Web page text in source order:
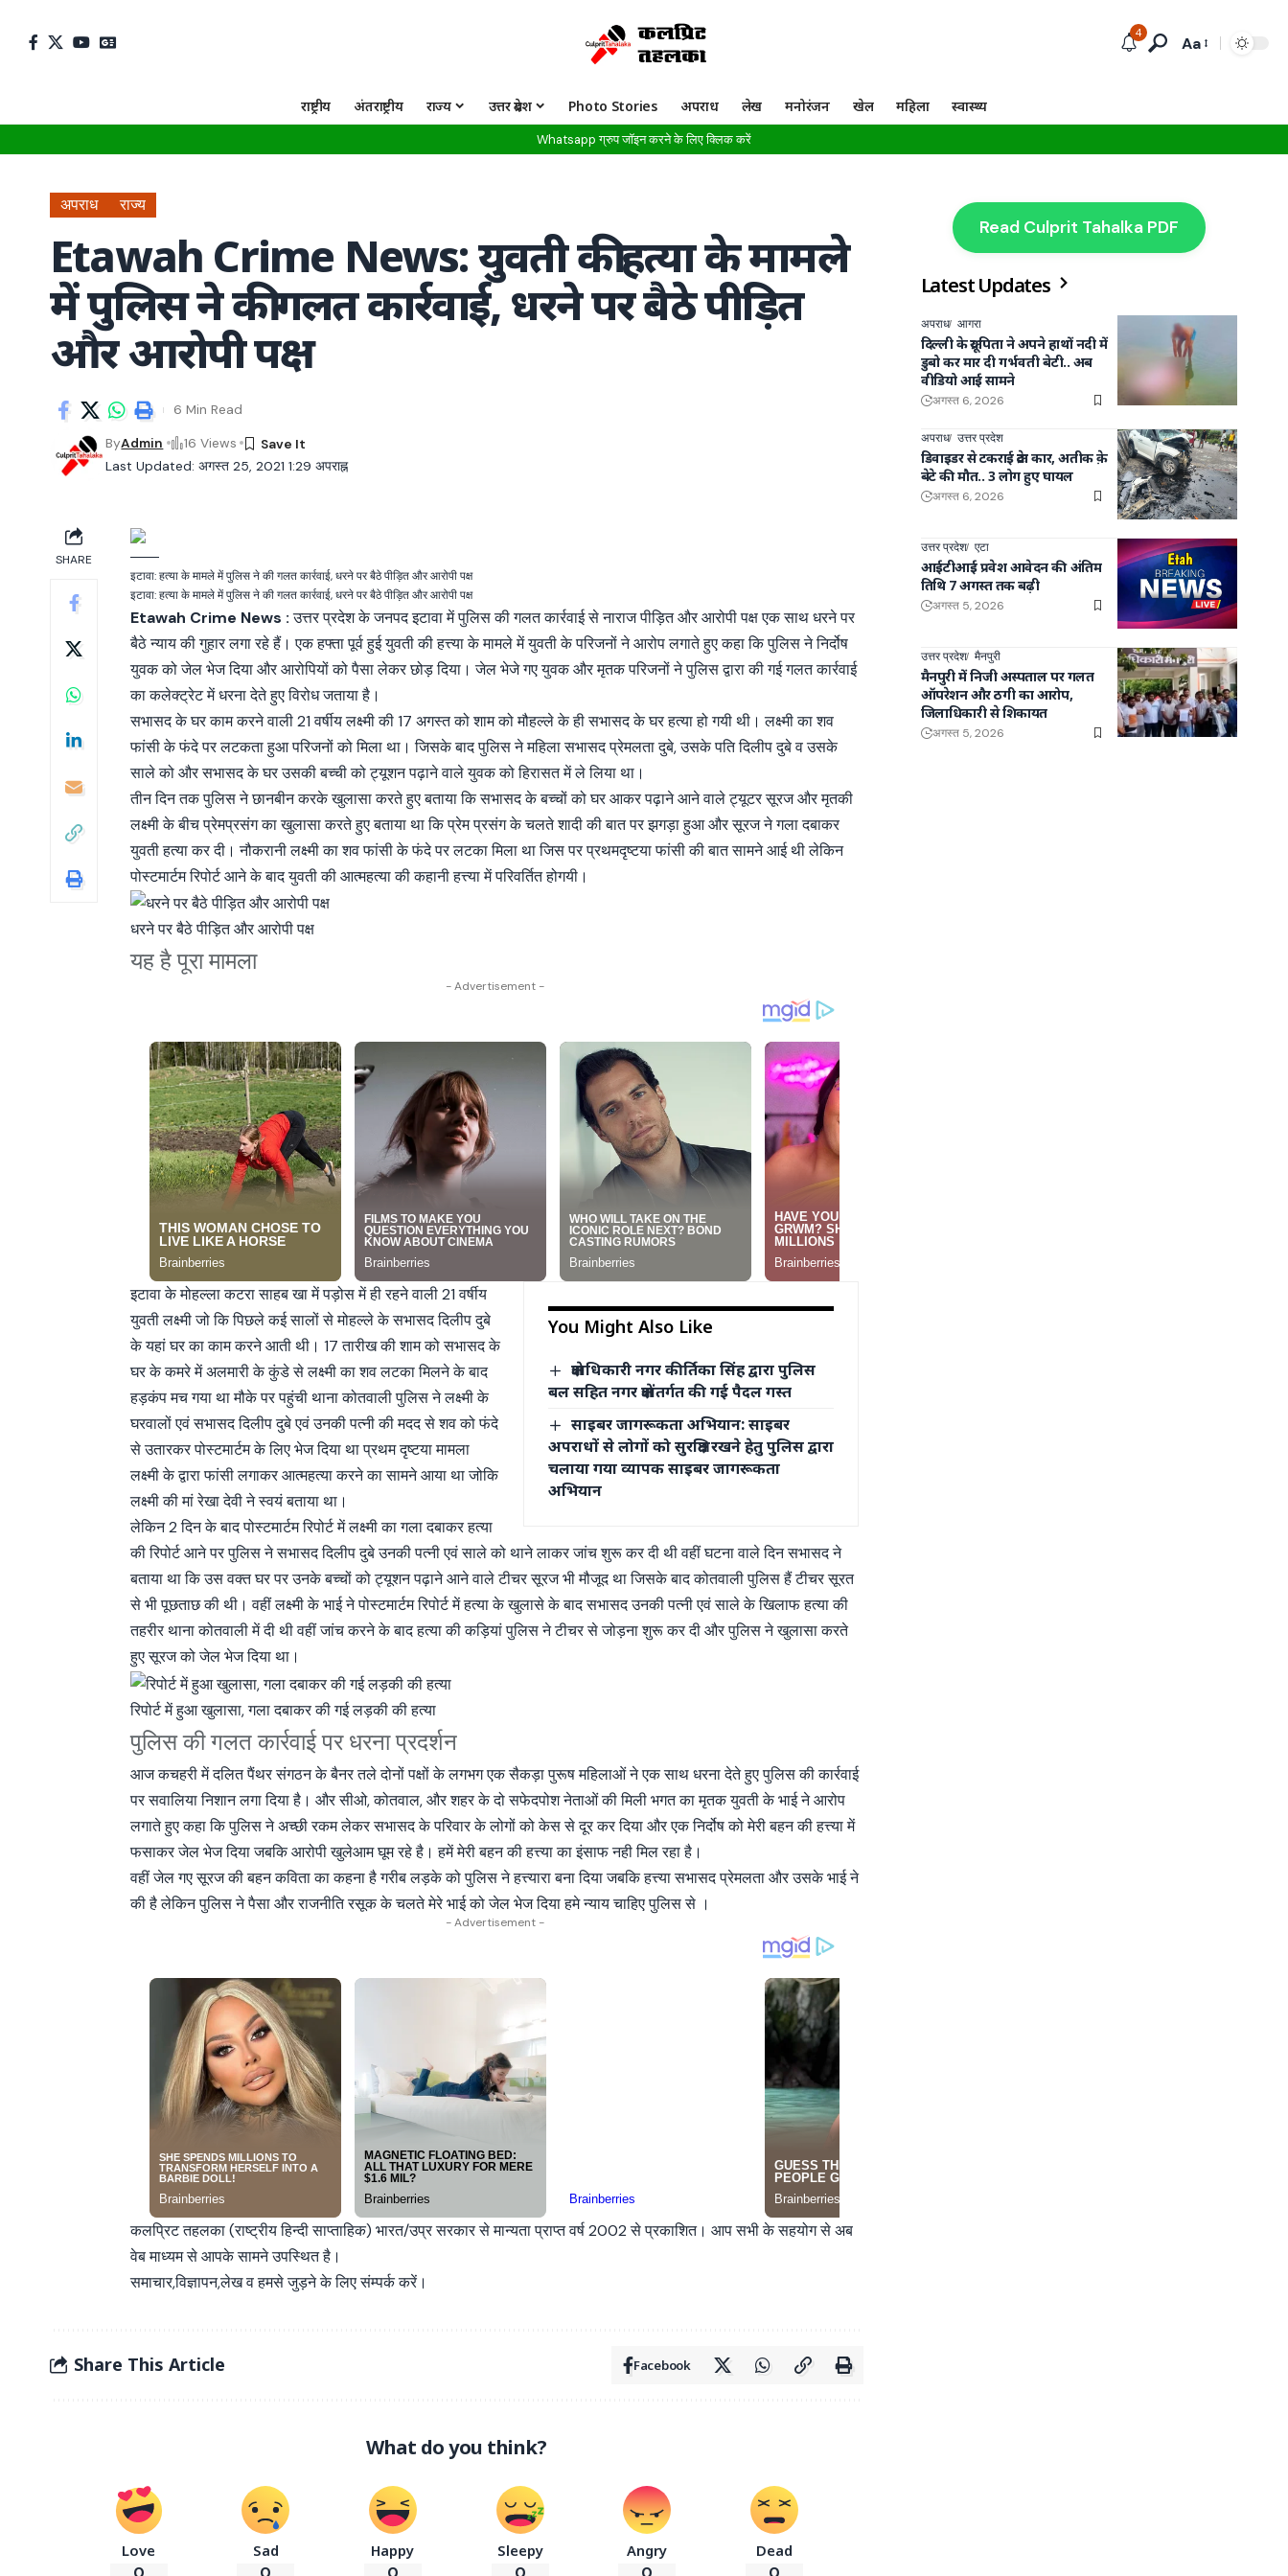
4
Aa
राष्ट्रीय अंतराष्ट्रीय राज्य उत्तर प्रदेश Photo Stories अपराध लेख मनोरंजन खेल महिला स्वास्थ्य
Whatsapp ग्रुप जॉइन करने के लिए क्लिक करें
अपराध राज्य
Etawah Crime News: युवती की हत्या के मामले
में पुलिस ने की गलत कार्रवाई, धरने पर बैठे पीड़ित
और आरोपी पक्ष
Last Updated: अगस्त 25, 2021 1:29 अपराह्न
ByAdmin 16 Views
6 Min Read
SHARE
इटावा: हत्या के मामले में पुलिस ने की गलत कार्रवाई, धरने पर बैठे पीड़ित और आरोपी पक्ष
इटावा: हत्या के मामले में पुलिस ने की गलत कार्रवाई, धरने पर बैठे पीड़ित और आरोपी पक्ष
Etawah Crime News :उत्तर प्रदेश के जनपद इटावा में पुलिस की गलत कार्रवाई से नाराज पीड़ित और आरोपी पक्ष एक साथ धरने पर
बैठे न्याय की गुहार लगा रहे हैं। एक हफ्ता पूर्व हुई युवती की हत्त्या के मामले में युवती के परिजनों ने आरोप लगाते हुए कहा कि पुलिस ने निर्दोष
युवक को जेल भेज दिया और आरोपियों को पैसा लेकर छोड़ दिया। जेल भेजे गए युवक और मृतक परिजनों ने पुलिस द्वारा की गई गलत कार्रवाई
का कलेक्ट्रेट में धरना देते हुए विरोध जताया है।
सभासद के घर काम करने वाली 21 वर्षीय लक्ष्मी की 17 अगस्त को शाम को मौहल्ले के ही सभासद के घर हत्या हो गयी थी। लक्ष्मी का शव
फांसी के फंदे पर लटकता हुआ परिजनों को मिला था। जिसके बाद पुलिस ने महिला सभासद प्रेमलता दुबे, उसके पति दिलीप दुबे व उसके
साले को और सभासद के घर उसकी बच्ची को ट्यूशन पढ़ाने वाले युवक को हिरासत में ले लिया था।
तीन दिन तक पुलिस ने छानबीन करके खुलासा करते हुए बताया कि सभासद के बच्चों को घर आकर पढ़ाने आने वाले ट्यूटर सूरज और मृतकी
लक्ष्मी के बीच प्रेमप्रसंग का खुलासा करते हुए बताया था कि प्रेम प्रसंग के चलते शादी की बात पर झगड़ा हुआ और सूरज ने गला दबाकर
युवती हत्या कर दी। नौकरानी लक्ष्मी का शव फांसी के फंदे पर लटका मिला था जिस पर प्रथमदृष्टया फांसी की बात सामने आई थी लेकिन
पोस्टमार्टम रिपोर्ट आने के बाद युवती की आत्महत्या की कहानी हत्त्या में परिवर्तित होगयी।
धरने पर बैठे पीड़ित और आरोपी पक्ष
यह है पूरा मामला
- Advertisement -
You Might Also Like
क्षेत्राधिकारी नगर कीर्तिका सिंह द्वारा पुलिस
बल सहित नगर क्षेत्रांतर्गत की गई पैदल गस्त
साइबर जागरूकता अभियान: साइबर
अपराधों से लोगों को सुरक्षित रखने हेतु पुलिस द्वारा
चलाया गया व्यापक साइबर जागरूकता
अभियान
इटावा के मोहल्ला कटरा साहब खा में पड़ोस में ही रहने वाली 21 वर्षीय
युवती लक्ष्मी जो कि पिछले कई सालों से मोहल्ले के सभासद दिलीप दुबे
के यहां घर का काम करने आती थी। 17 तारीख की शाम को सभासद के
घर के कमरे में अलमारी के कुंडे से लक्ष्मी का शव लटका मिलने के बाद
हड़कंप मच गया था मौके पर पहुंची थाना कोतवाली पुलिस ने लक्ष्मी के
घरवालों एवं सभासद दिलीप दुबे एवं उनकी पत्नी की मदद से शव को फंदे
से उतारकर पोस्टमार्टम के लिए भेज दिया था प्रथम दृष्टया मामला
लक्ष्मी के द्वारा फांसी लगाकर आत्महत्या करने का सामने आया था जोकि
लक्ष्मी की मां रेखा देवी ने स्वयं बताया था।
लेकिन 2 दिन के बाद पोस्टमार्टम रिपोर्ट में लक्ष्मी का गला दबाकर हत्या
की रिपोर्ट आने पर पुलिस ने सभासद दिलीप दुबे उनकी पत्नी एवं साले को थाने लाकर जांच शुरू कर दी थी वहीं घटना वाले दिन सभासद ने
बताया था कि उस वक्त घर पर उनके बच्चों को ट्यूशन पढ़ाने आने वाले टीचर सूरज भी मौजूद था जिसके बाद कोतवाली पुलिस हैं टीचर सूरत
से भी पूछताछ की थी। वहीं लक्ष्मी के भाई ने पोस्टमार्टम रिपोर्ट में हत्या के खुलासे के बाद सभासद उनकी पत्नी एवं साले के खिलाफ हत्या की
तहरीर थाना कोतवाली में दी थी वहीं जांच करने के बाद हत्या की कड़ियां पुलिस ने टीचर से जोड़ना शुरू कर दी और पुलिस ने खुलासा करते
हुए सूरज को जेल भेज दिया था।
रिपोर्ट में हुआ खुलासा, गला दबाकर की गई लड़की की हत्या
पुलिस की गलत कार्रवाई पर धरना प्रदर्शन
आज कचहरी में दलित पैंथर संगठन के बैनर तले दोनों पक्षों के लगभग एक सैकड़ा पुरूष महिलाओं ने एक साथ धरना देते हुए पुलिस की कार्रवाई
पर सवालिया निशान लगा दिया है। और सीओ, कोतवाल, और शहर के दो सफेदपोश नेताओं की मिली भगत का मृतक युवती के भाई ने आरोप
लगाते हुए कहा कि पुलिस ने अच्छी रकम लेकर सभासद के परिवार के लोगों को केस से दूर कर दिया और एक निर्दोष को मेरी बहन की हत्त्या में
फसाकर जेल भेज दिया जबकि आरोपी खुलेआम घूम रहे है। हमें मेरी बहन की हत्त्या का इंसाफ नही मिल रहा है।
वहीं जेल गए सूरज की बहन कविता का कहना है गरीब लड़के को पुलिस ने हत्त्यारा बना दिया जबकि हत्त्या सभासद प्रेमलता और उसके भाई ने
की है लेकिन पुलिस ने पैसा और राजनीति रसूक के चलते मेरे भाई को जेल भेज दिया हमे न्याय चाहिए पुलिस से ।
- Advertisement -
कलप्रिट तहलका (राष्ट्रीय हिन्दी साप्ताहिक) भारत/उप्र सरकार से मान्यता प्राप्त वर्ष 2002 से प्रकाशित। आप सभी के सहयोग से अब
वेब माध्यम से आपके सामने उपस्थित है।
समाचार,विज्ञापन,लेख व हमसे जुड़ने के लिए संम्पर्क करें।
Share This Article Facebook
What do you think?
Love Sad Happy Sleepy Angry Dead
Read Culprit Tahalka PDF
Latest Updates
अपराध आगरा
दिल्ली के क्रूर पिता ने अपने हाथों नदी में
डुबो कर मार दी गर्भवती बेटी.. अब
वीडियो आई सामने
अगस्त 6, 2026
अपराध उत्तर प्रदेश
डिवाइडर से टकराई क्रेटा कार, अतीक क़े
बेटे की मौत.. 3 लोग हुए घायल
अगस्त 6, 2026
उत्तर प्रदेश एटा
आईटीआई प्रवेश आवेदन की अंतिम
तिथि 7 अगस्त तक बढ़ी
अगस्त 5, 2026
उत्तर प्रदेश मैनपुरी
मैनपुरी में निजी अस्पताल पर गलत
ऑपरेशन और ठगी का आरोप,
जिलाधिकारी से शिकायत
अगस्त 5, 2026